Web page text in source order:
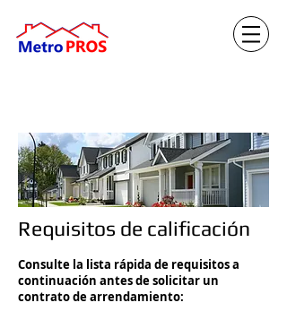
Requisitos de calificación
Consulte la lista rápida de requisitos a
continuación antes de solicitar un
contrato de arrendamiento: